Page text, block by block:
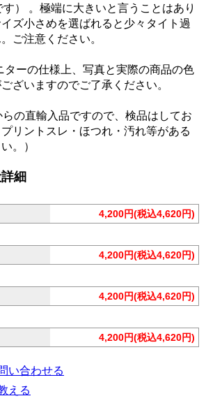
） 。極端に大きいと言うことはあり
ズ小さめを選ばれると少々タイト過
ご注意ください。
ターの仕様上、写真と実際の商品の色
ざいますのでご了承ください。
の直輸入品ですので、検品はしてお
リントスレ・ほつれ・汚れ等がある
。）
細
4,200円(税込4,620円)
4,200円(税込4,620円)
4,200円(税込4,620円)
4,200円(税込4,620円)
い合わせる
える